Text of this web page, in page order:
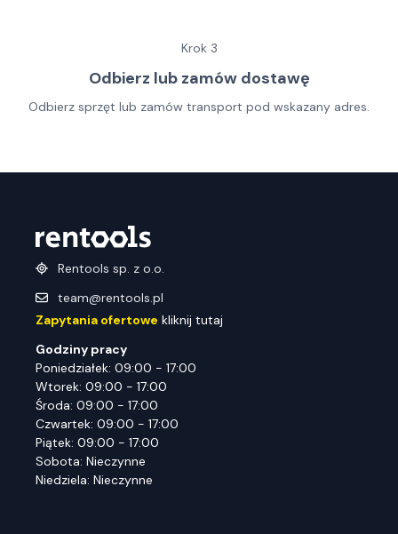
Krok 3
Odbierz lub zamów dostawę
Odbierz sprzęt lub zamów transport pod wskazany adres.
Rentools sp. z o.o.
team@rentools.pl
Zapytania ofertowe kliknij tutaj
Godziny pracy
Poniedziałek: 09:00 - 17:00
Wtorek: 09:00 - 17:00
Środa: 09:00 - 17:00
Czwartek: 09:00 - 17:00
Piątek: 09:00 - 17:00
Sobota: Nieczynne
Niedziela: Nieczynne